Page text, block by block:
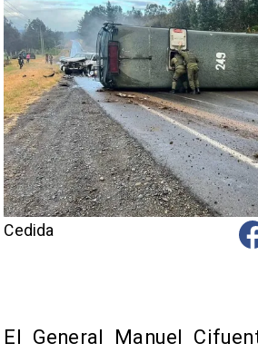
Cedida
​​​​​​El General Manuel